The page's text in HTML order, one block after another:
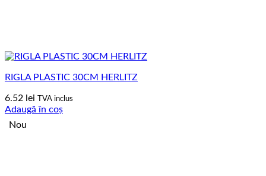
RIGLA PLASTIC 30CM HERLITZ
6.52 lei TVA inclus
Adaugă în coș
Nou